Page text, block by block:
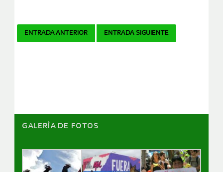
Navegador
ENTRADA ANTERIOR ENTRADA SIGUIENTE
GALERÌA DE FOTOS